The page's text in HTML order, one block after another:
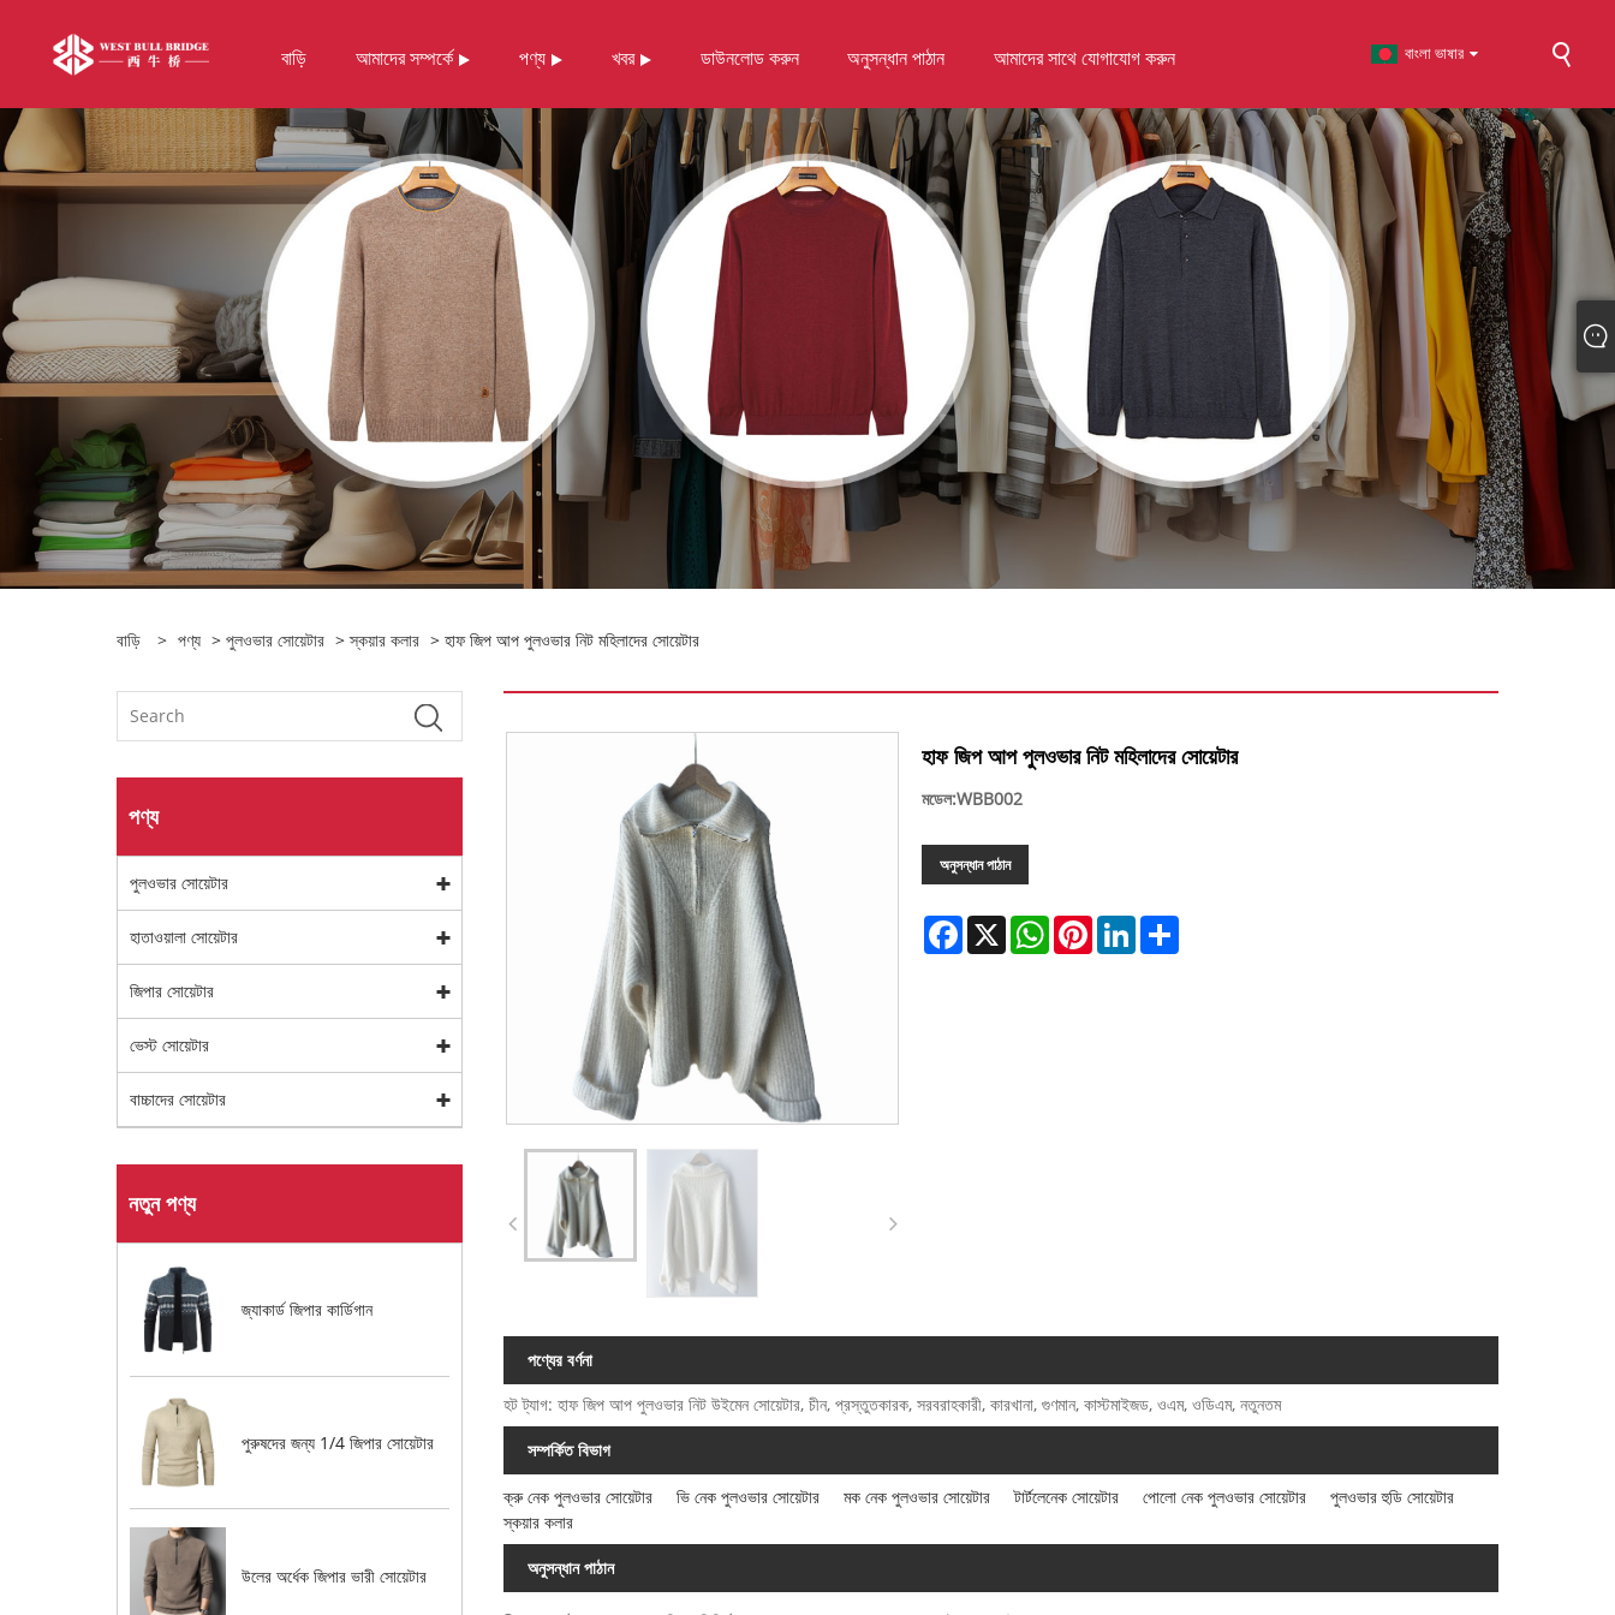
বাড়ি আমাদের সম্পর্কে পণ্য খবর ডাউনলোড করুন অনুসন্ধান পাঠান আমাদের সাথে যোগাযোগ করুন বাংলা ভাষার
বাড়ি > পণ্য > পুলওভার সোয়েটার >স্কয়ার কলার > হাফ জিপ আপ পুলওভার নিট মহিলাদের সোয়েটার
পণ্য
পুলওভার সোয়েটার
হাতাওয়ালা সোয়েটার
জিপার সোয়েটার
ভেস্ট সোয়েটার
বাচ্চাদের সোয়েটার
নতুন পণ্য
জ্যাকার্ড জিপার কার্ডিগান
পুরুষদের জন্য 1/4 জিপার সোয়েটার
উলের অর্ধেক জিপার ভারী সোয়েটার
হাফ জিপ আপ পুলওভার নিট মহিলাদের সোয়েটার
মডেল:WBB002
অনুসন্ধান পাঠান
Facebook
X WhatsApp
PinterestLinkedInShare
পণ্যের বর্ণনা
হট ট্যাগ: হাফ জিপ আপ পুলওভার নিট উইমেন সোয়েটার, চীন, প্রস্তুতকারক, সরবরাহকারী, কারখানা, গুণমান, কাস্টমাইজড, ওএম, ওডিএম, নতুনতম
সম্পর্কিত বিভাগ
ক্রু নেক পুলওভার সোয়েটার ভি নেক পুলওভার সোয়েটার মক নেক পুলওভার সোয়েটার টার্টলেনেক সোয়েটার পোলো নেক পুলওভার সোয়েটার
পুলওভার হুডি সোয়েটার
স্কয়ার কলার
অনুসন্ধান পাঠান